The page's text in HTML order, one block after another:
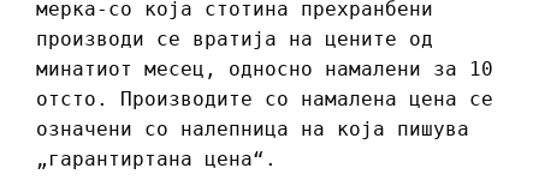
мерка-со која стотина прехранбени
производи се вратија на цените од
минатиот месец, односно намалени за 10
отсто. Производите со намалена цена се
означени со налепница на која пишува
„гарантиртана цена“.